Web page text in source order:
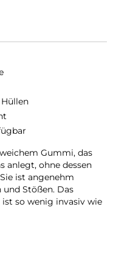
Hüllen
Gummi, das
anlegt, ohne dessen
ist angenehm
Stößen. Das
so wenig invasiv wie